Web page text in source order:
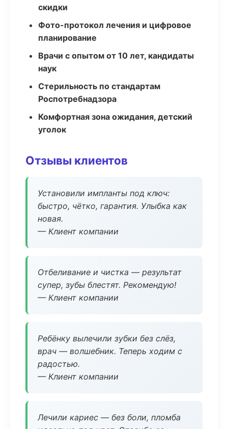
скидки
Фото-протокол лечения и цифровое
планирование
Врачи с опытом от 10 лет, кандидаты
наук
Стерильность по стандартам
Роспотребнадзора
Комфортная зона ожидания, детский
уголок
Отзывы клиентов
Установили импланты под ключ:
быстро, чётко, гарантия. Улыбка как
новая.
— Клиент компании
Отбеливание и чистка — результат
супер, зубы блестят. Рекомендую!
— Клиент компании
Ребёнку вылечили зубки без слёз,
врач — волшебник. Теперь ходим с
радостью.
— Клиент компании
Лечили кариес — без боли, пломба